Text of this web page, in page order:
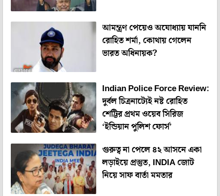
আমন্ত্রণ পেয়েও অযোধ্যায় যাননি
রোহিত শর্মা, কোথায় গেলেন
ভারত অধিনায়ক?
Indian Police Force Review:
দুর্বল চিত্রনাট্যেই নষ্ট রোহিত
শেট্টির প্রথম ওয়েব সিরিজ
‘ইন্ডিয়ান পুলিশ ফোর্স’
গুরুত্ব না পেলে ৪২ আসনে একা
লড়াইয়ে প্রস্তুত, INDIA জোট
নিয়ে সাফ বার্তা মমতার